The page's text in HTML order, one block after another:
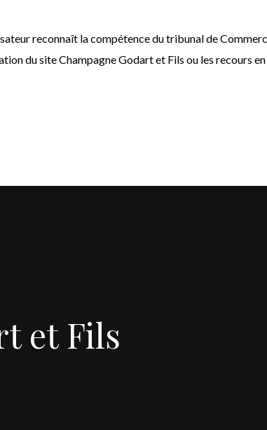
reconnaît la compétence du tribunal de
du site Champagne Godart et Fils ou les recours
et Fils